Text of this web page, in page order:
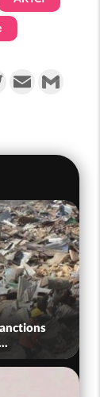
TwitterEmail